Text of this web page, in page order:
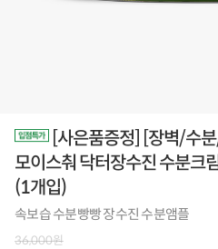
[사은품증정] [장벽/수분
모이스춰 닥터장수진 수분
(1개입)
속보습 수분빵빵 장수진 수분앰플
36,000원